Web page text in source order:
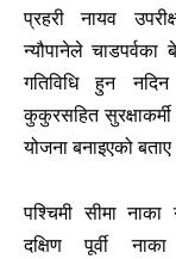
प्रहरी नायव
न्यौपानेले चाडपर्वका
गतिविधि हुन नदिन
कुकुरसहित सुरक्षाकर्मी
योजना बनाइएको
पश्चिमी सीमा नाका
दक्षिण पूर्वी नाका